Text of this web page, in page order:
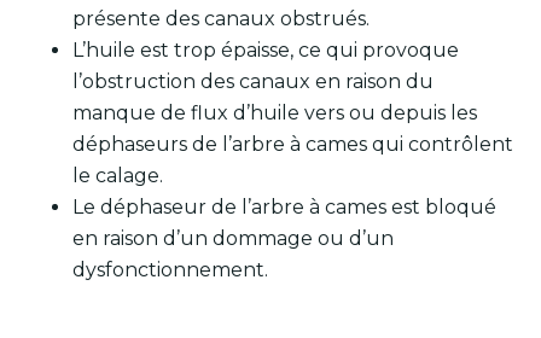
présente des canaux obstrués.
L’huile est trop épaisse, ce qui provoque
l’obstruction des canaux en raison du
manque de flux d’huile vers ou depuis les
déphaseurs de l’arbre à cames qui contrôlent
le calage.
Le déphaseur de l’arbre à cames est bloqué
en raison d’un dommage ou d’un
dysfonctionnement.